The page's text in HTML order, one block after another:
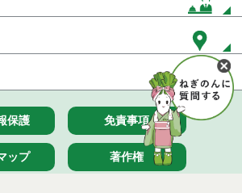
保護 免責事項
ップ 著作権